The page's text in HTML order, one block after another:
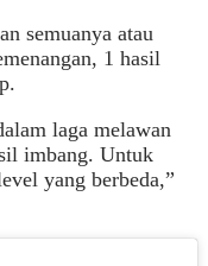
semuanya atau
1 hasil
laga melawan
imbang. Untuk
yang berbeda,”